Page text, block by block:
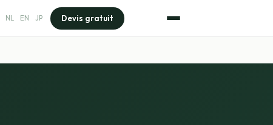
NL EN JP Devis gratuit